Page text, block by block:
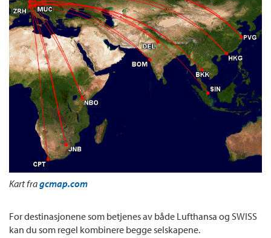
Kart fragcmap.com
For destinasjonene som betjenes av både Lufthansa og SWISS
kan du som regel kombinere begge selskapene.